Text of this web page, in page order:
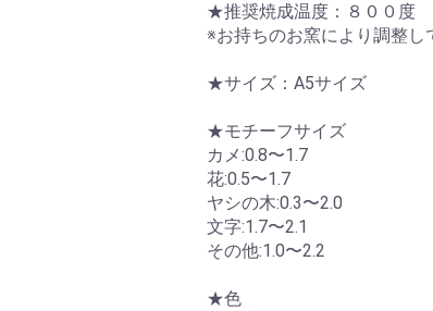
★推奨焼成温度：８００度
※お持ちのお窯により調整し
★サイズ：A5サイズ
★モチーフサイズ
カメ:0.8〜1.7
花:0.5〜1.7
ヤシの木:0.3〜2.0
文字:1.7〜2.1
その他:1.0〜2.2
★色